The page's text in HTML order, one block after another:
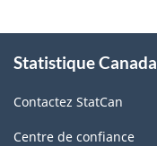
industries
de
l'Amérique
du
propos
ce
site
Statistique Canada
Contactez StatCan
Centre de confiance